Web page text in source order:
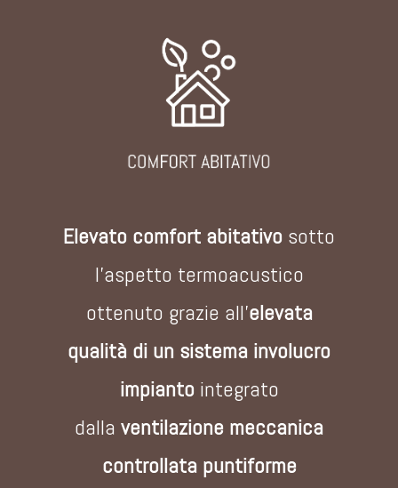
Elevato comfort abitativo sotto
l'aspetto termoacustico
ottenuto grazie all'elevata
qualità di un sistema involucro
impianto integrato
dalla ventilazione meccanica
controllata puntiforme